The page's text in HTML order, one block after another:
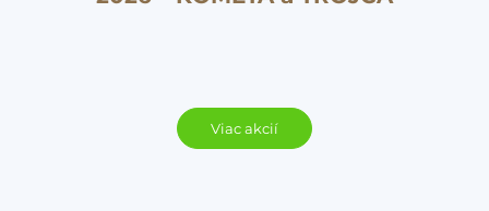
Viac akcií